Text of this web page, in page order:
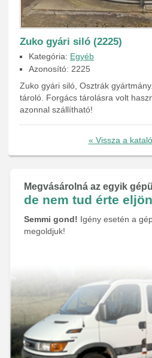
Zuko gyári siló (2225)
Kategória: Egyéb
Azonosító: 2225
Zuko gyári siló, Osztrák
tároló. Forgács tárolásra volt
azonnal szállítható!
« Vissza a
Megvásárolná az egyik
de nem tud érte
Semmi gond! Igény esetén a
megoldjuk!